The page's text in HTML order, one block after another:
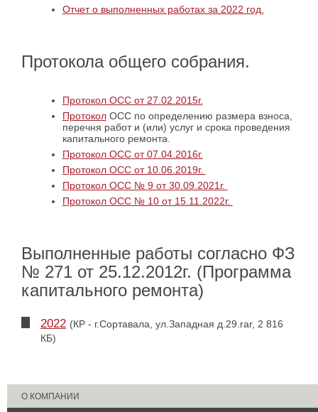
Отчет о выполненных работах за 2022 год.
Протокола общего собрания.
Протокол ОСС от 27.02.2015г.
ПротоколОСС по определению размера взноса,
перечня работ и (или) услуг и срока проведения
капитального ремонта.
Протокол ОСС от 07.04.2016г.
Протокол ОСС от 10.06.2019г.
Протокол ОСС № 9 от 30.09.2021г.
Протокол ОСС № 10 от 15.11.2022г.
Выполненные работы согласно ФЗ
№ 271 от 25.12.2012г. (Программа
капитального ремонта)
2022 (КР - г.Сортавала, ул.Западная д.29.rar, 2 816
КБ)
О КОМПАНИИ